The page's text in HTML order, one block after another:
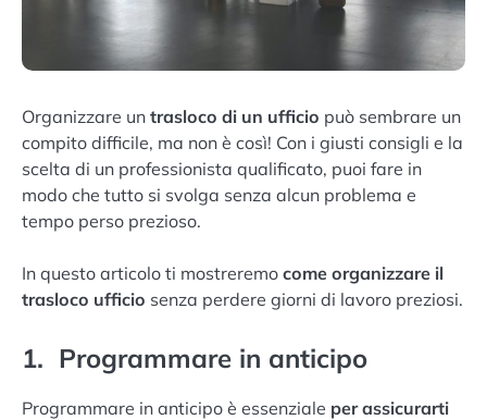
Organizzare un trasloco di un ufficio può sembrare un
compito difficile, ma non è così! Con i giusti consigli e la
scelta di un professionista qualificato, puoi fare in
modo che tutto si svolga senza alcun problema e
tempo perso prezioso.
In questo articolo ti mostreremo come organizzare il
trasloco ufficio senza perdere giorni di lavoro preziosi.
1. Programmare in anticipo
Programmare in anticipo è essenziale per assicurarti